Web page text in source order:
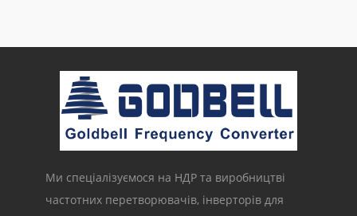
Ми спеціалізуємося на НДР та виробництві
частотних перетворювачів, інверторів для